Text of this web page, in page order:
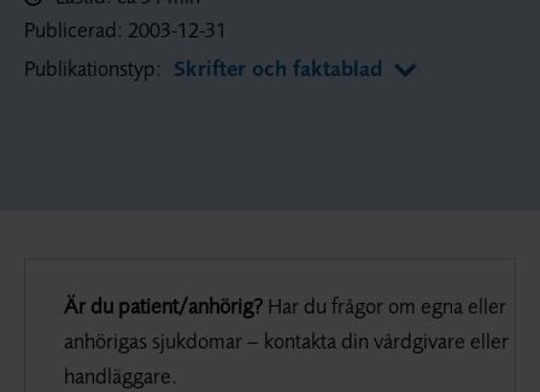
Publicerad: 2003-12-31
Publikationstyp: Skrifter och faktablad
Är du patient/anhörig? Har du frågor om egna eller
anhörigas sjukdomar – kontakta din vårdgivare eller
handläggare.